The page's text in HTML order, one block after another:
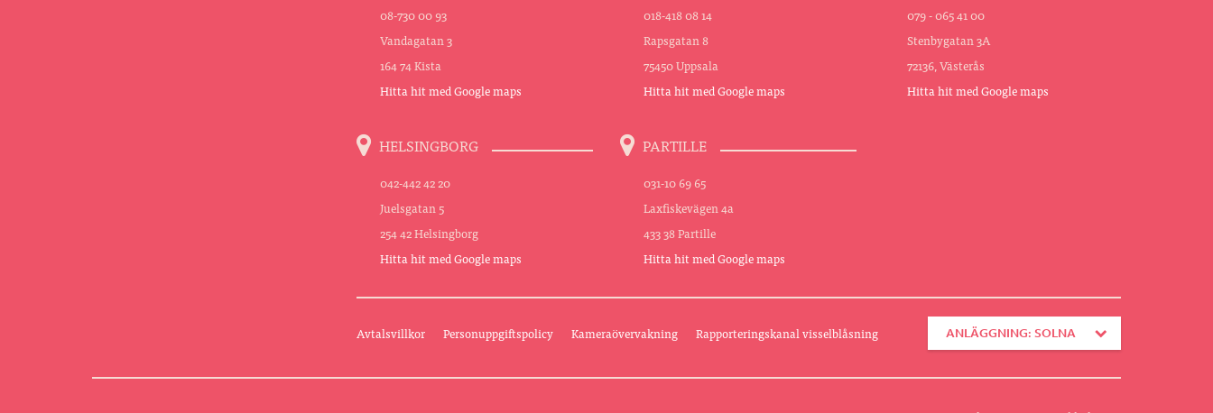
08-730 00 93
Vandagatan 3
164 74 Kista
Hitta hit med Google maps
018-418 08 14
Rapsgatan 8
75450 Uppsala
Hitta hit med Google maps
079 - 065 41 00
Stenbygatan 3A
72136, Västerås
Hitta hit med Google maps
HELSINGBORG
042-442 42 20
Juelsgatan 5
254 42 Helsingborg
Hitta hit med Google maps
PARTILLE
031-10 69 65
Laxfiskevägen 4a
433 38 Partille
Hitta hit med Google maps
Avtalsvillkor Personuppgiftspolicy Kameraövervakning Rapporteringskanal visselblåsning ANLÄGGNING: SOLNA